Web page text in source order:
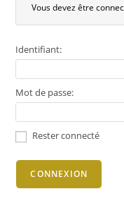
Vous devez être
Identifiant:
Mot de passe:
Rester connecté
CONNEXION